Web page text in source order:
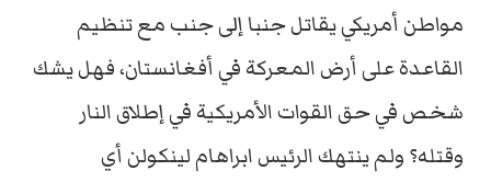
مواطن أمريكي يقاتل جنبا إلى جنب مع تنظيم
القاعدة على أرض المعركة في أفغانستان، فهل يشك
شخص في حق القوات الأمريكية في إطلاق النار
وقتله؟ ولم ينتهك الرئيس ابراهام لينكولن أي